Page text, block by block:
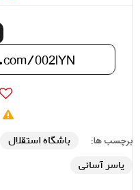
برچسب ها: باشگاه استقلال
یاسر آسانی